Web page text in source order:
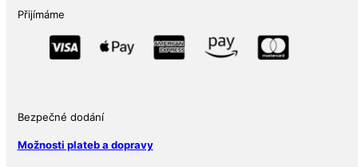
Wars
Calrissian
COA)
množství
Přijímáme
Bezpečné dodání
Možnosti plateb a dopravy